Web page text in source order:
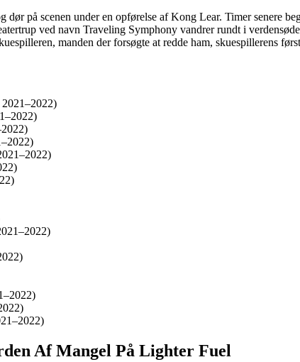
på scenen under en opførelse af Kong Lear. Timer senere
ved navn Traveling Symphony vandrer rundt i
manden der forsøgte at redde ham, skuespillerens
Af Mangel På Lighter Fuel